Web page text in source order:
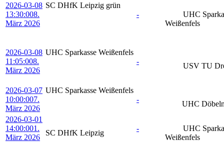
2026-03-08
13:30:008.
März 2026
SC DHfK Leipzig grün
-
UHC
Weißenfels
2026-03-08
11:05:008.
März 2026
UHC Sparkasse Weißenfels
-
USV TU
2026-03-07
10:00:007.
März 2026
UHC Sparkasse Weißenfels
-
UHC
2026-03-01
14:00:001.
März 2026
SC DHfK Leipzig
-
UHC
Weißenfels